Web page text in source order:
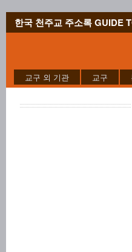
한국 천주교 주소록 GUIDE
교구 외 기관 교구